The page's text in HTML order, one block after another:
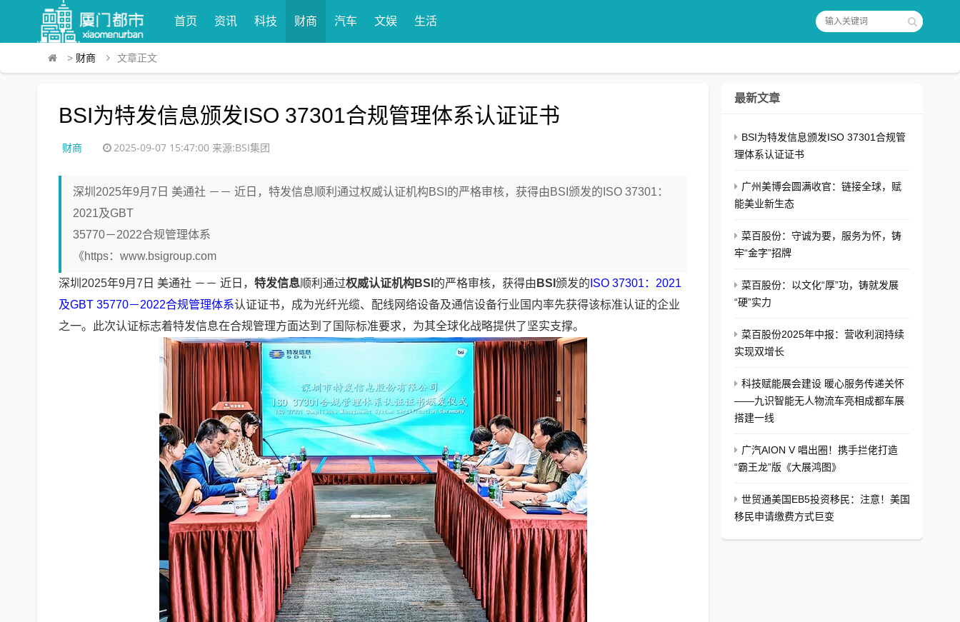
首页 资讯 科技 财商 汽车 文娱 生活
> 财商 文章正文
BSI为特发信息颁发ISO 37301合规管理体系认证证书
财商 2025-09-07 15:47:00 来源:BSI集团
深圳2025年9月7日 美通社 －－ 近日，特发信息顺利通过权威认证机构BSI的严格审核，获得由BSI颁发的ISO 37301：
2021及GBT
35770－2022合规管理体系
《https：www.bsigroup.com
深圳 2025年9月7日 美通社 －－ 近日， 特发信息顺利通过权威认证机构BSI 的严格审核，获得由 BSI 颁发的 ISO 37301：2021
及GBT 35770－2022合规管理体系认证证书，成为光纤光缆、配线网络设备及通信设备行业国内率先获得该标准认证的企业
之一。此次认证标志着特发信息在合规管理方面达到了国际标准要求，为其全球化战略提供了坚实支撑。
最新文章
BSI为特发信息颁发ISO 37301合规管
理体系认证证书
广州美博会圆满收官：链接全球，赋
能美业新生态
菜百股份：守诚为要，服务为怀，铸
牢“金字”招牌
菜百股份：以文化“厚”功，铸就发展
“硬”实力
菜百股份2025年中报：营收利润持续
实现双增长
科技赋能展会建设 暖心服务传递关怀
——九识智能无人物流车亮相成都车展
搭建一线
广汽AION V 唱出圈！携手拦佬打造
“霸王龙”版《大展鸿图》
世贸通美国EB5投资移民：注意！美国
移民申请缴费方式巨变